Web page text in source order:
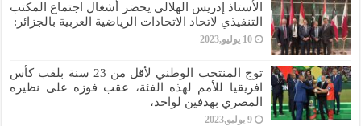
الأستاذ إدريس الهلالي يحضر أشغال اجتماع المكتب
التنفيذي لاتحاد الاتحادات الرياضية العربية بالجزائر:
10 يوليو,2023
توج المنتخب الوطني لأقل من 23 سنة بلقب كأس
افريقيا للأمم لهذه الفئة، عقب فوزه على نظيره
المصري بهدفين لواحد،
9 يوليو,2023